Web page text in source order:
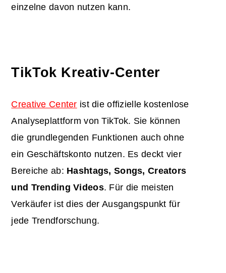
einzelne davon nutzen kann.
TikTok Kreativ-Center
Creative Center ist die offizielle kostenlose
Analyseplattform von TikTok. Sie können
die grundlegenden Funktionen auch ohne
ein Geschäftskonto nutzen. Es deckt vier
Bereiche ab: Hashtags, Songs, Creators
und Trending Videos. Für die meisten
Verkäufer ist dies der Ausgangspunkt für
jede Trendforschung.